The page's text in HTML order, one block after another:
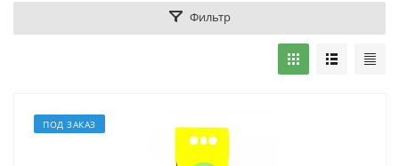
Фильтр
ПОД ЗАКАЗ